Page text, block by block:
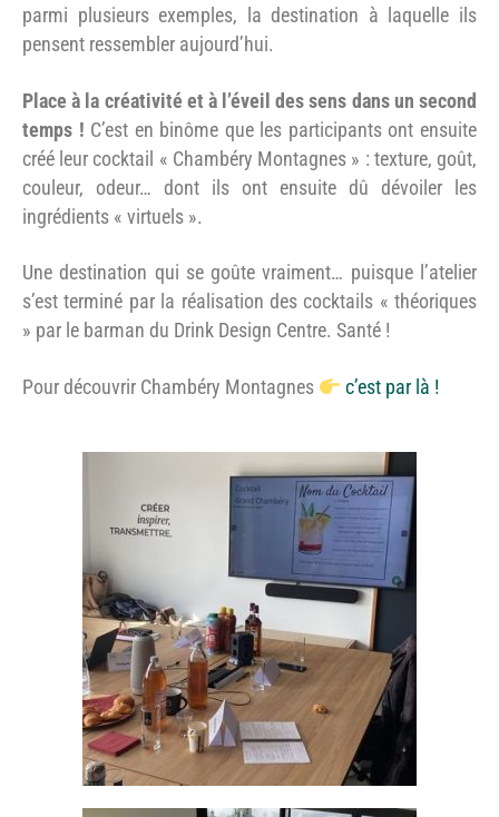
parmi plusieurs exemples, la destination à laquelle ils
pensent ressembler aujourd’hui.
Place à la créativité et à l’éveil des sens dans un second
temps ! C’est en binôme que les participants ont ensuite
créé leur cocktail « Chambéry Montagnes » : texture, goût,
couleur, odeur… dont ils ont ensuite dû dévoiler les
ingrédients « virtuels ».
Une destination qui se goûte vraiment… puisque l’atelier
s’est terminé par la réalisation des cocktails « théoriques
» par le barman du Drink Design Centre. Santé !
Pour découvrir Chambéry Montagnes c’est par là !